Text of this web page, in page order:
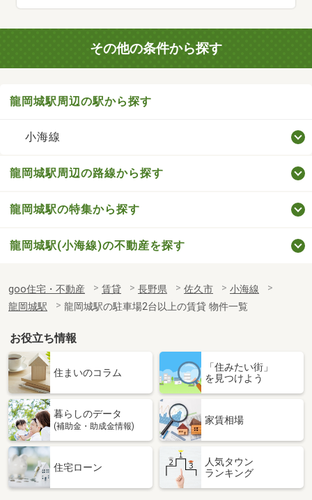
その他の条件から探す
龍岡城駅周辺の駅から探す
小海線
龍岡城駅周辺の路線から探す
龍岡城駅の特集から探す
龍岡城駅(小海線)の不動産を探す
goo住宅・不動産 賃貸 長野県 佐久市
小海線
龍岡城駅
龍岡城駅の駐車場2台以上の賃貸 物件一覧
お役立ち情報
住まいのコラム
「住みたい街」
を見つけよう
暮らしのデータ
(補助金・助成金情報)
家賃相場
住宅ローン
人気タウン
ランキング